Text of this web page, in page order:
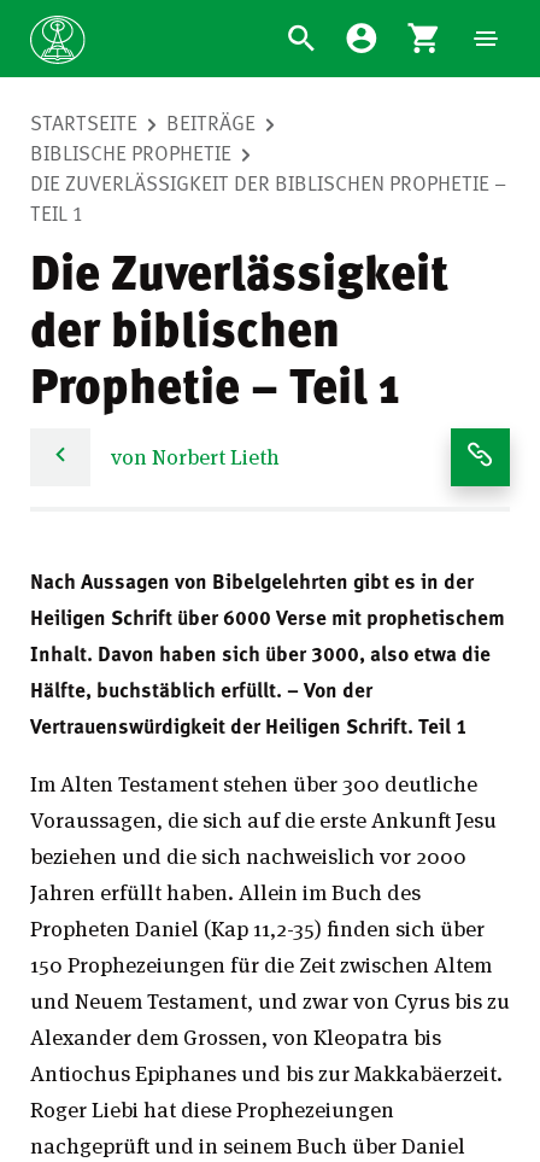
STARTSEITE
BEITRÄGE
BIBLISCHE PROPHETIE
DIE ZUVERLÄSSIGKEIT DER BIBLISCHEN PROPHETIE –
TEIL 1
Die Zuverlässigkeit
der biblischen
Prophetie – Teil 1
von Norbert Lieth
Nach Aussagen von Bibelgelehrten gibt es in der
Heiligen Schrift über 6000 Verse mit prophetischem
Inhalt. Davon haben sich über 3000, also etwa die
Hälfte, buchstäblich erfüllt. – Von der
Vertrauenswürdigkeit der Heiligen Schrift. Teil 1
Im Alten Testament stehen über 300 deutliche
Voraussagen, die sich auf die erste Ankunft Jesu
beziehen und die sich nachweislich vor 2000
Jahren erfüllt haben. Allein im Buch des
Propheten Daniel (Kap 11,2-35) finden sich über
150 Prophezeiungen für die Zeit zwischen Altem
und Neuem Testament, und zwar von Cyrus bis zu
Alexander dem Grossen, von Kleopatra bis
Antiochus Epiphanes und bis zur Makkabäerzeit.
Roger Liebi hat diese Prophezeiungen
nachgeprüft und in seinem Buch über Daniel